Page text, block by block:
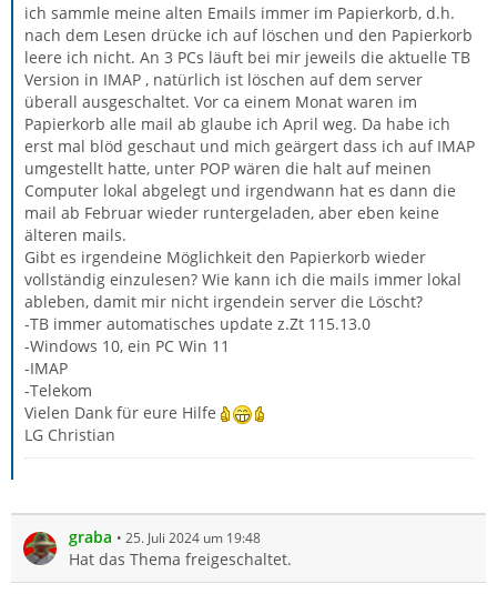
ich sammle meine alten Emails immer im Papierkorb, d.h.
nach dem Lesen drücke ich auf löschen und den Papierkorb
leere ich nicht. An 3 PCs läuft bei mir jeweils die aktuelle TB
Version in IMAP , natürlich ist löschen auf dem server
überall ausgeschaltet. Vor ca einem Monat waren im
Papierkorb alle mail ab glaube ich April weg. Da habe ich
erst mal blöd geschaut und mich geärgert dass ich auf IMAP
umgestellt hatte, unter POP wären die halt auf meinen
Computer lokal abgelegt und irgendwann hat es dann die
mail ab Februar wieder runtergeladen, aber eben keine
älteren mails.
Gibt es irgendeine Möglichkeit den Papierkorb wieder
vollständig einzulesen? Wie kann ich die mails immer lokal
ableben, damit mir nicht irgendein server die Löscht?
-TB immer automatisches update z.Zt 115.13.0
-Windows 10, ein PC Win 11
-IMAP
-Telekom
Vielen Dank für eure Hilfe
LG Christian
graba 25. Juli 2024 um 19:48
Hat das Thema freigeschaltet.